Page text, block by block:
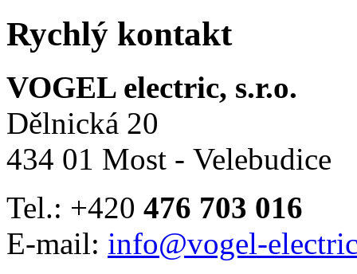
Rychlý kontakt
VOGEL electric, s.r.o.
Dělnická 20
434 01 Most - Velebudice
Tel.: +420 476 703 016
E-mail: info@vogel-